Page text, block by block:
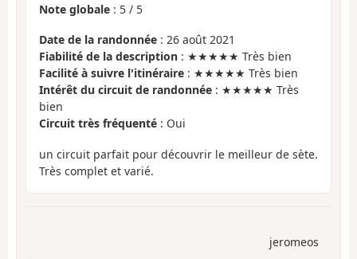
Note globale : 5 / 5
Date de la randonnée : 26 août 2021
Fiabilité de la description : ★★★★★ Très bien
Facilité à suivre l'itinéraire : ★★★★★ Très bien
Intérêt du circuit de randonnée : ★★★★★ Très
bien
Circuit très fréquenté : Oui
un circuit parfait pour découvrir le meilleur de sète.
Très complet et varié.
jeromeos